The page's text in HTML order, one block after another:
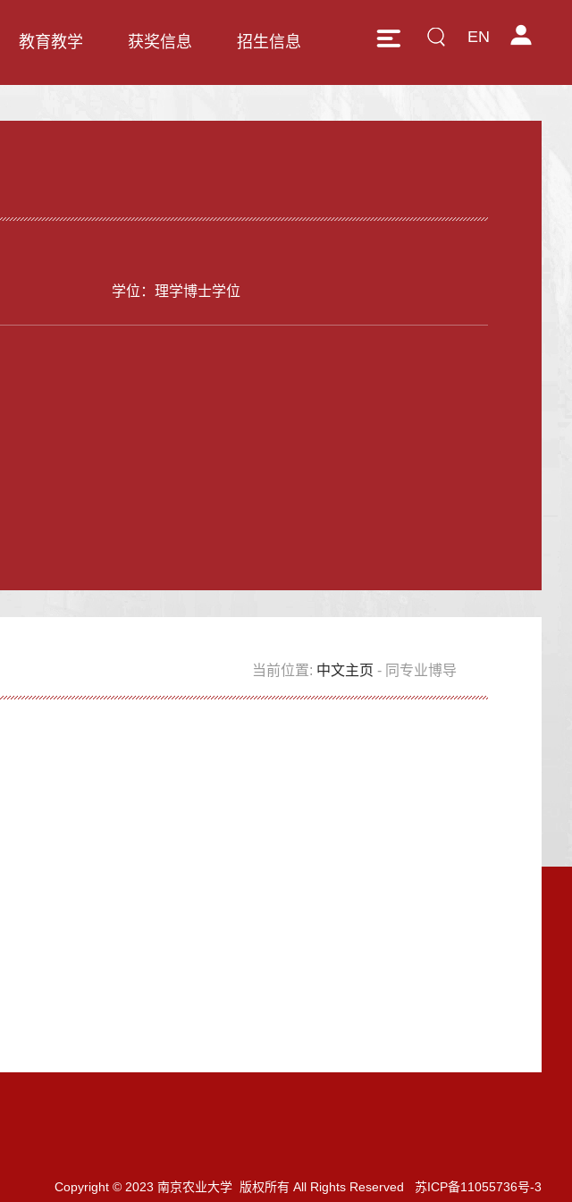
EN
教育教学 获奖信息 招生信息
学位：理学博士学位
当前位置: 中文主页 - 同专业博导
Copyright © 2023 南京农业大学 版权所有 All Rights Reserved 苏ICP备11055736号-3